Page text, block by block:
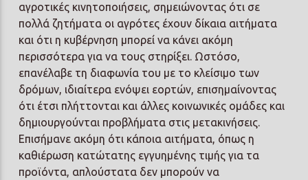
αγροτικές κινητοποιήσεις, σημειώνοντας ότι σε
πολλά ζητήματα οι αγρότες έχουν δίκαια αιτήματα
και ότι η κυβέρνηση μπορεί να κάνει ακόμη
περισσότερα για να τους στηρίξει. Ωστόσο,
επανέλαβε τη διαφωνία του με το κλείσιμο των
δρόμων, ιδιαίτερα ενόψει εορτών, επισημαίνοντας
ότι έτσι πλήττονται και άλλες κοινωνικές ομάδες και
δημιουργούνται προβλήματα στις μετακινήσεις.
Επισήμανε ακόμη ότι κάποια αιτήματα, όπως η
καθιέρωση κατώτατης εγγυημένης τιμής για τα
προϊόντα, απλούστατα δεν μπορούν να